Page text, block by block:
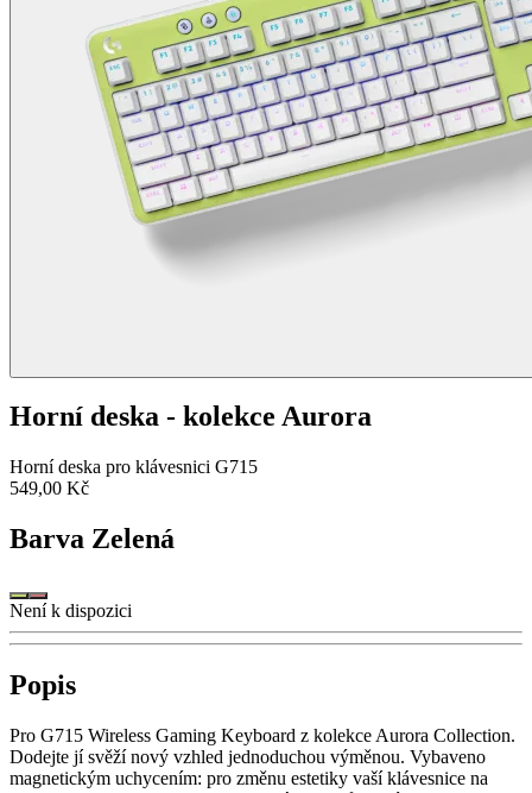
Horní deska - kolekce Aurora
Horní deska pro klávesnici G715
549,00 Kč
Barva Zelená
Není k dispozici
Popis
Pro G715 Wireless Gaming Keyboard z kolekce Aurora Collection.
Dodejte jí svěží nový vzhled jednoduchou výměnou. Vybaveno
magnetickým uchycením: pro změnu estetiky vaší klávesnice na